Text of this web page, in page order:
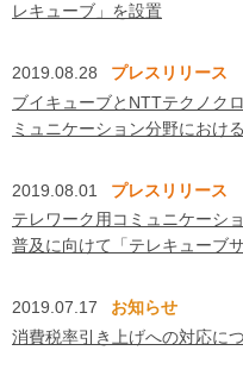
レキューブ」を設置
2019.08.28
プレスリリース
ブイキューブとNTTテクノク
ミュニケーション分野におけ
2019.08.01
プレスリリース
テレワーク用コミュニケーシ
普及に向けて「テレキューブ
2019.07.17
お知らせ
消費税率引き上げへの対応に